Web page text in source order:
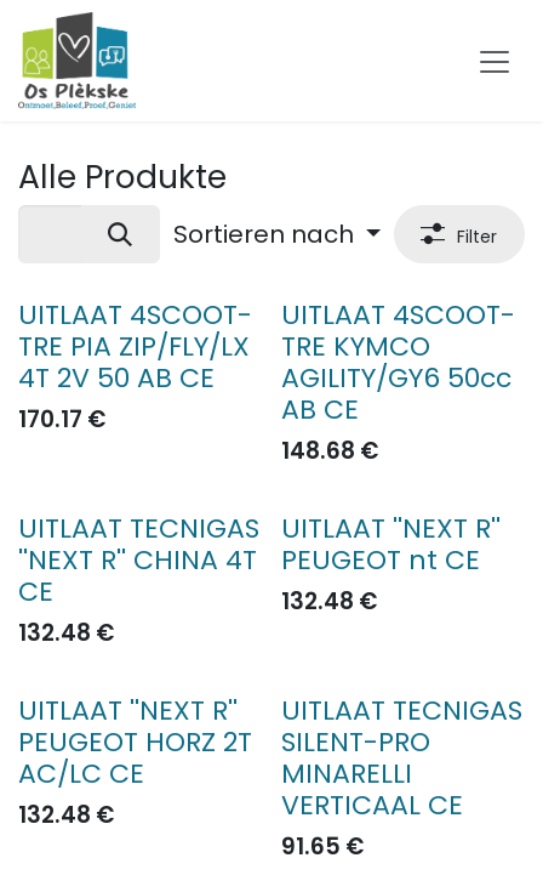
Zum Inhalt springen
Alle Produkte
Sortieren nach Filter
UITLAAT 4SCOOT-
TRE PIA ZIP/FLY/LX
4T 2V 50 AB CE
170.17 €
UITLAAT 4SCOOT-
TRE KYMCO
AGILITY/GY6 50cc
AB CE
148.68 €
UITLAAT TECNIGAS
''NEXT R'' CHINA 4T
CE
132.48 €
UITLAAT ''NEXT R''
PEUGEOT nt CE
132.48 €
UITLAAT ''NEXT R''
PEUGEOT HORZ 2T
AC/LC CE
132.48 €
UITLAAT TECNIGAS
SILENT-PRO
MINARELLI
VERTICAAL CE
91.65 €